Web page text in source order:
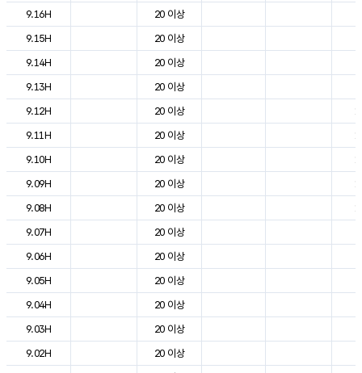
9.16H
20 이상
9.15H
20 이상
9.14H
20 이상
9.13H
20 이상
9.12H
20 이상
9.11H
20 이상
9.10H
20 이상
9.09H
20 이상
9.08H
20 이상
9.07H
20 이상
9.06H
20 이상
9.05H
20 이상
9.04H
20 이상
9.03H
20 이상
9.02H
20 이상